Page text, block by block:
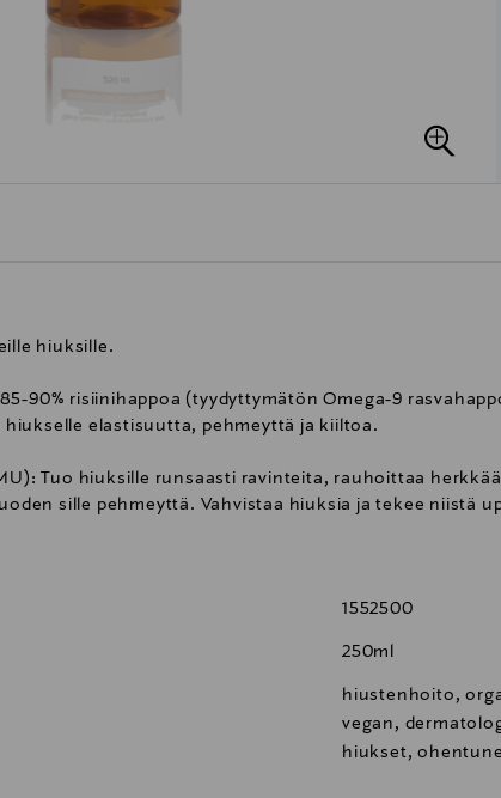
hiuksille.
85-90% risiinihappoa (tyydyttymätön Omega-9
elastisuutta, pehmeyttä ja kiiltoa.
Tuo hiuksille runsaasti ravinteita, rauhoittaa
sille pehmeyttä. Vahvistaa hiuksia ja tekee niistä
Monikäyttöinen hyaluronihappo sitoo itseensä
-hiustenhoitolinja keskittyy hiusten ja
avulla. Päivittäiseen käyttöön soveltuvat tuotteet
1552500
250ml
hiustenhoito,
vegan,
hiukset,